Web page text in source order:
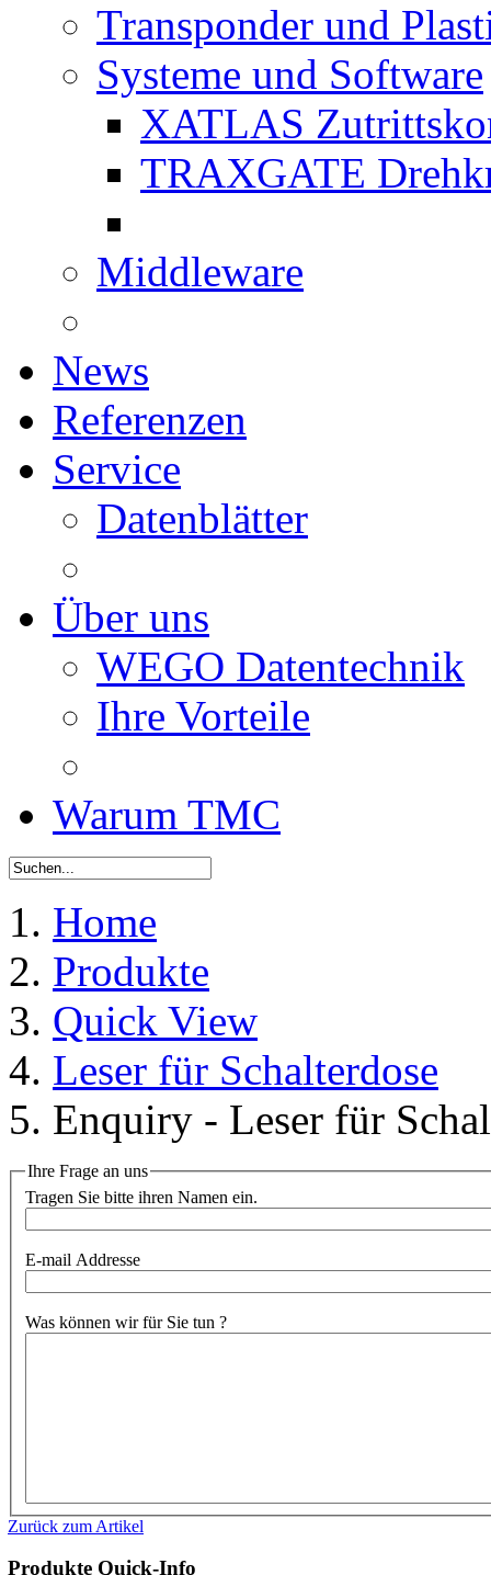
Transponder und
Systeme und Software
XATLAS
TRAXGATE
Middleware
News
Referenzen
Service
Datenblätter
Über uns
WEGO Datentechnik
Ihre Vorteile
Warum TMC
Home
Produkte
Quick View
Leser für Schalterdose
Enquiry - Leser für
Ihre Frage an uns
Tragen Sie bitte ihren Namen ein.
E-mail Addresse
Was können wir für Sie tun ?
Zurück zum Artikel
Produkte Quick-Info